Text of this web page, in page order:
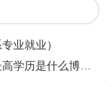
、U、V、W、X、
k、l、m、n、o、
业就业）
么博士还是研究生）